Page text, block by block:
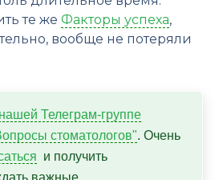
те же Факторы успеха,
вообще не потеряли
нашей Телеграм-группе
стоматологов". Очень
и получить
важные